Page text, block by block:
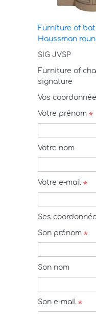
Furniture of
Haussman
SIG JVSP
Furniture of
signature
Vos
Votre prénom
Votre nom
Votre e-mail
Ses
Son prénom
Son nom
Son e-mail